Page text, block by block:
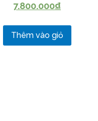
7.800.000₫
Thêm vào giỏ